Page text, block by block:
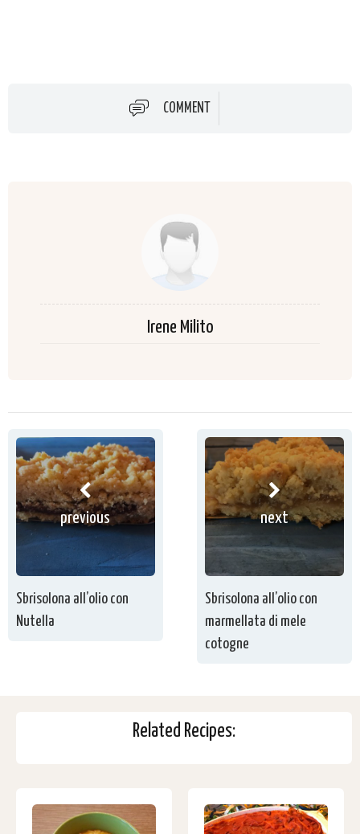
COMMENT
Irene Milito
previous
Sbrisolona all’olio con
Nutella
next
Sbrisolona all’olio con
marmellata di mele
cotogne
Related Recipes: